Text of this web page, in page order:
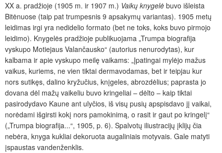
XX a. pradžioje (1905 m. ir 1907 m.) Vaikų knygelė buvo išleista
Bitėnuose (taip pat trumpesnis 9 apsakymų variantas). 1905 metų
leidimas irgi yra nedidelio formato (bet ne toks, koks buvo pirmojo
leidimo). Knygelės pradžioje publikuojama „Trumpa biografija
vyskupo Motiejaus Valančausko“ (autorius nenurodytas), kur
kalbama ir apie vyskupo meilę vaikams: „Įpatingai mylėjo mažus
vaikus, kuriems, ne vien tiktai dermavodamas, bet ir teipjau kur
nors sutikęs, dalino kryžučius, knįgeles, abrozdėlius; paprasta jo
dovana dėl mažų vaikeliu buvo kringeliai – dėlto – kaip tiktai
pasirodydavo Kaune ant ulyčios, iš visų pusių apspisdavo jį vaikai,
norėdami išgirsti kokį nors pamokinimą, o rasit ir gaut po kringelį“
(„Trumpa biografija...“, 1905, p. 6). Spalvotų iliustracijų įklijų čia
nebėra, knyga kukliai dekoruota augaliniais motyvais. Gale matyti
įspaustas vandenženklis.